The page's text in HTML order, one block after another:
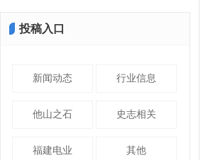
投稿入口
新闻动态 行业信息
他山之石 史志相关
福建电业 其他